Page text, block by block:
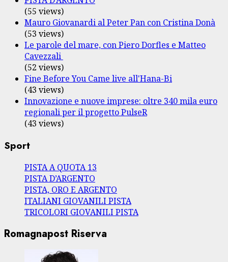
(55 views)
Mauro Giovanardi al Peter Pan con Cristina Donà
(53 views)
Le parole del mare, con Piero Dorfles e Matteo
Cavezzali
(52 views)
Fine Before You Came live all'Hana-Bi
(43 views)
Innovazione e nuove imprese: oltre 340 mila euro
regionali per il progetto PulseR
(43 views)
Sport
PISTA A QUOTA 13
PISTA D’ARGENTO
PISTA, ORO E ARGENTO
ITALIANI GIOVANILI PISTA
TRICOLORI GIOVANILI PISTA
Romagnapost Riserva